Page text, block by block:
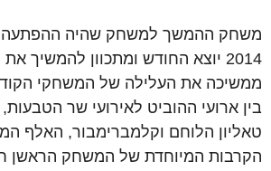
משחק ההמשך למשחק שהיה ההפתעה
2014 יוצא החודש ומתכוון
ממשיכה את העלילה של המשחקי
בין ארועי ההוביט לאירועי שר
טאליון הלוחם וקלמברימבור, האלף
הקרבות המיוחדת של המשחק הראשן